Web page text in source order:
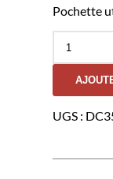
Pochette
Poche
Fourre-
tout
GK
UGS :